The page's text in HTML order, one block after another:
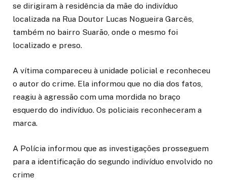
se dirigiram à residência da mãe do indivíduo
localizada na Rua Doutor Lucas Nogueira Garcês,
também no bairro Suarão, onde o mesmo foi
localizado e preso.
A vítima compareceu à unidade policial e reconheceu
o autor do crime. Ela informou que no dia dos fatos,
reagiu à agressão com uma mordida no braço
esquerdo do indivíduo. Os policiais reconheceram a
marca.
A Polícia informou que as investigações prosseguem
para a identificação do segundo indivíduo envolvido no
crime